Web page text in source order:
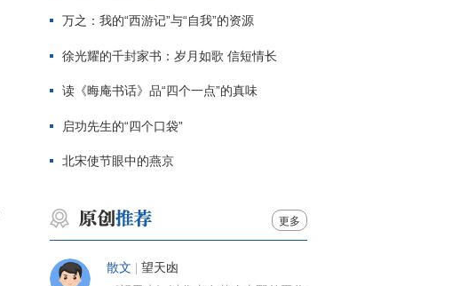
万之：我的“西游记”与“自我”的资源
徐光耀的千封家书：岁月如歌 信短情长
读《晦庵书话》品“四个一点”的真味
启功先生的“四个口袋”
北宋使节眼中的燕京
更多
散文 望天凼